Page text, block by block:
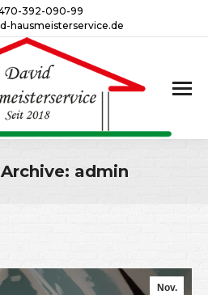
392-090-99
hausmeisterservice.de
admin
Nov.